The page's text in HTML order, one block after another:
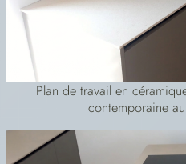
Plan de travail en
contemporaine